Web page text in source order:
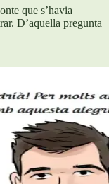
que s’havia
D’aquella pregunta